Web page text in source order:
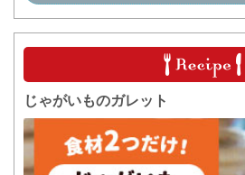
じゃがいものガレット